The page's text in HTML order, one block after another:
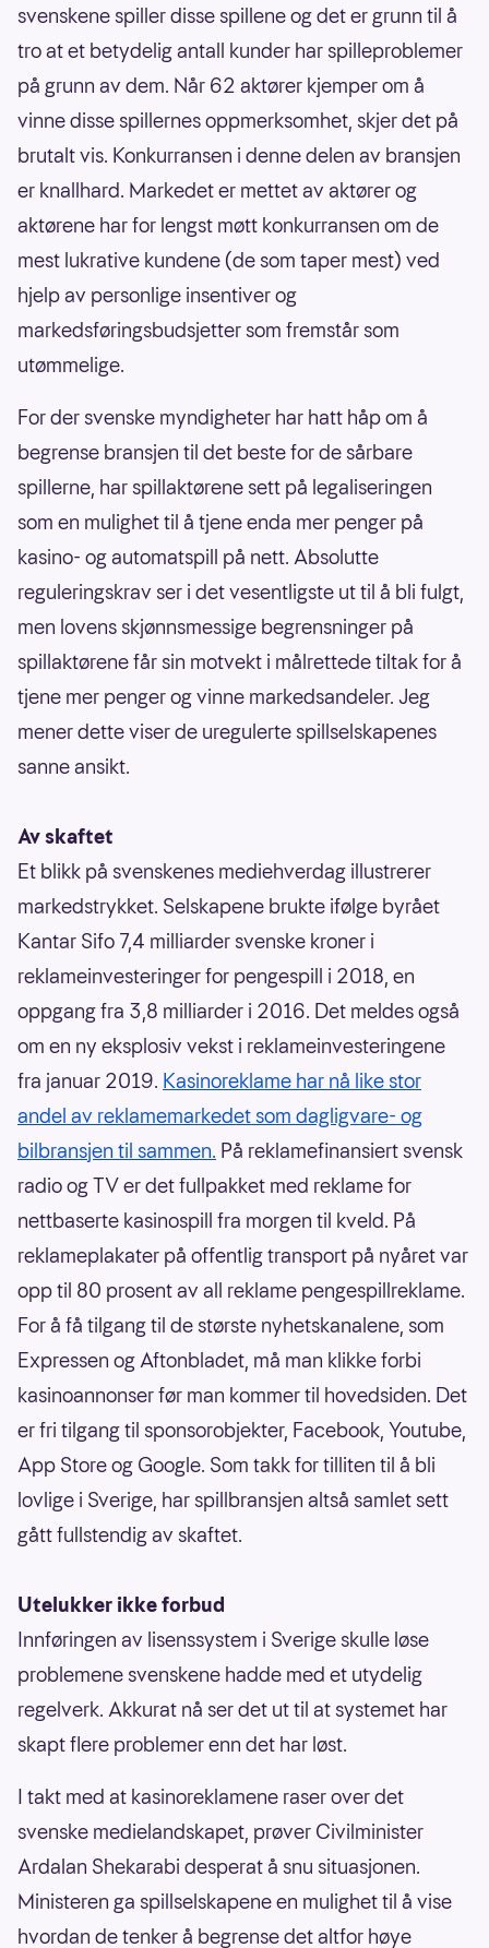
svenskene spiller disse spillene og det er grunn til å
tro at et betydelig antall kunder har spilleproblemer
på grunn av dem. Når 62 aktører kjemper om å
vinne disse spillernes oppmerksomhet, skjer det på
brutalt vis. Konkurransen i denne delen av bransjen
er knallhard. Markedet er mettet av aktører og
aktørene har for lengst møtt konkurransen om de
mest lukrative kundene (de som taper mest) ved
hjelp av personlige insentiver og
markedsføringsbudsjetter som fremstår som
utømmelige.
For der svenske myndigheter har hatt håp om å
begrense bransjen til det beste for de sårbare
spillerne, har spillaktørene sett på legaliseringen
som en mulighet til å tjene enda mer penger på
kasino- og automatspill på nett. Absolutte
reguleringskrav ser i det vesentligste ut til å bli fulgt,
men lovens skjønnsmessige begrensninger på
spillaktørene får sin motvekt i målrettede tiltak for å
tjene mer penger og vinne markedsandeler. Jeg
mener dette viser de uregulerte spillselskapenes
sanne ansikt.
Av skaftet
Et blikk på svenskenes mediehverdag illustrerer
markedstrykket. Selskapene brukte ifølge byrået
Kantar Sifo 7,4 milliarder svenske kroner i
reklameinvesteringer for pengespill i 2018, en
oppgang fra 3,8 milliarder i 2016. Det meldes også
om en ny eksplosiv vekst i reklameinvesteringene
fra januar 2019. Kasinoreklame har nå like stor
andel av reklamemarkedet som dagligvare- og
bilbransjen til sammen. På reklamefinansiert svensk
radio og TV er det fullpakket med reklame for
nettbaserte kasinospill fra morgen til kveld. På
reklameplakater på offentlig transport på nyåret var
opp til 80 prosent av all reklame pengespillreklame.
For å få tilgang til de største nyhetskanalene, som
Expressen og Aftonbladet, må man klikke forbi
kasinoannonser før man kommer til hovedsiden. Det
er fri tilgang til sponsorobjekter, Facebook, Youtube,
App Store og Google. Som takk for tilliten til å bli
lovlige i Sverige, har spillbransjen altså samlet sett
gått fullstendig av skaftet.
Utelukker ikke forbud
Innføringen av lisenssystem i Sverige skulle løse
problemene svenskene hadde med et utydelig
regelverk. Akkurat nå ser det ut til at systemet har
skapt flere problemer enn det har løst.
I takt med at kasinoreklamene raser over det
svenske medielandskapet, prøver Civilminister
Ardalan Shekarabi desperat å snu situasjonen.
Ministeren ga spillselskapene en mulighet til å vise
hvordan de tenker å begrense det altfor høye